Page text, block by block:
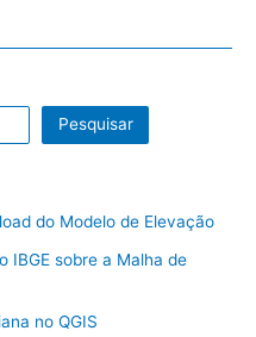
Pesquisar
do Modelo de Elevação
IBGE sobre a Malha de
no QGIS